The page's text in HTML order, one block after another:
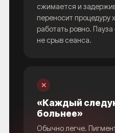
сжимается и
переносит процедуру
работать ровно.
не срыв сеанса.
✕
«Каждый
больнее»
Обычно легче.